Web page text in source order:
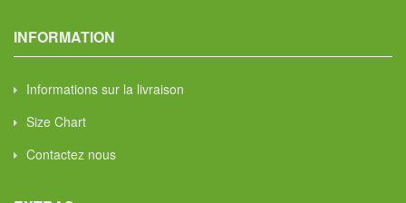
INFORMATION
Informations sur la livraison
Size Chart
Contactez nous